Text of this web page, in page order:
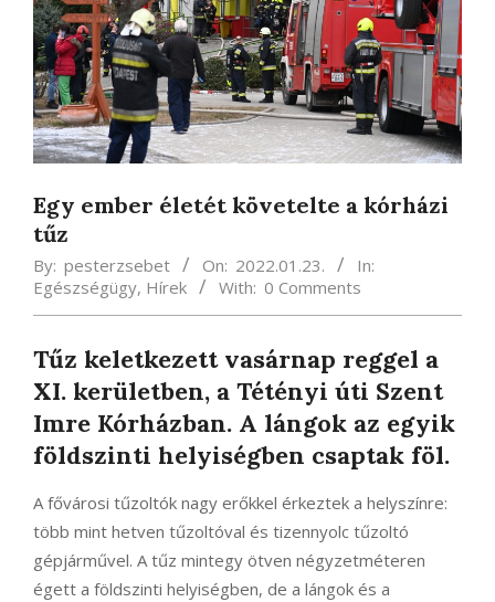
Egy ember életét követelte a kórházi
tűz
By: pesterzsebet On: 2022.01.23.
In:
Egészségügy, Hírek With: 0 Comments
Tűz keletkezett vasárnap reggel a
XI. kerületben, a Tétényi úti Szent
Imre Kórházban. A lángok az egyik
földszinti helyiségben csaptak föl.
A fővárosi tűzoltók nagy erőkkel érkeztek a helyszínre:
több mint hetven tűzoltóval és tizennyolc tűzoltó
gépjárművel. A tűz mintegy ötven négyzetméteren
égett a földszinti helyiségben, de a lángok és a